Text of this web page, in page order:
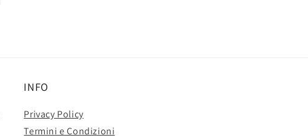
INFO
Privacy Policy
Termini e Condizioni